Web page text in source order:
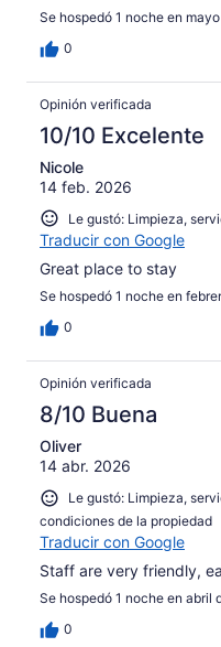
Se hospedó 1 noche en
0
Opinión verificada
10/10 Excelente
Nicole
14 feb. 2026
Le gustó: Limpieza,
Traducir con Google
Great place to stay
Se hospedó 1 noche en
0
Opinión verificada
8/10 Buena
Oliver
14 abr. 2026
Le gustó: Limpieza,
condiciones de la propiedad
Traducir con Google
Staff are very friendly,
Se hospedó 1 noche en abril
0